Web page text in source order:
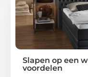
Slapen op een
voordelen